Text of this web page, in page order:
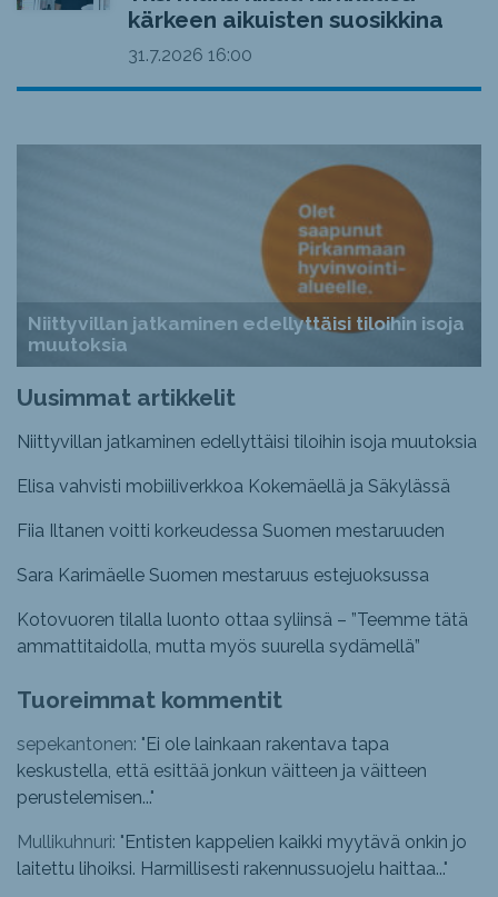
kärkeen aikuisten suosikkina
31.7.2026 16:00
Niittyvillan jatkaminen edellyttäisi tiloihin isoja
muutoksia
Uusimmat artikkelit
Niittyvillan jatkaminen edellyttäisi tiloihin isoja muutoksia
Elisa vahvisti mobiiliverkkoa Kokemäellä ja Säkylässä
Fiia Iltanen voitti korkeudessa Suomen mestaruuden
Sara Karimäelle Suomen mestaruus estejuoksussa
Kotovuoren tilalla luonto ottaa syliinsä – ”Teemme tätä
ammattitaidolla, mutta myös suurella sydämellä”
Tuoreimmat kommentit
sepekantonen: "Ei ole lainkaan rakentava tapa
keskustella, että esittää jonkun väitteen ja väitteen
perustelemisen..."
Mullikuhnuri: "Entisten kappelien kaikki myytävä onkin jo
laitettu lihoiksi. Harmillisesti rakennussuojelu haittaa..."